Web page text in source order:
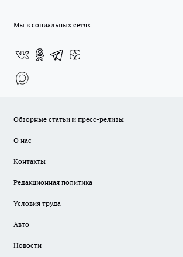
Мы в социальных сетях
Обзорные статьи и пресс-релизы
О нас
Контакты
Редакционная политика
Условия труда
Авто
Новости